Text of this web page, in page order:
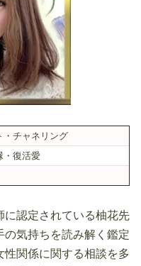
・チャネリング
・復活愛
に認定されている柚花先
気持ちを読み解く鑑定
性関係に関する相談を多